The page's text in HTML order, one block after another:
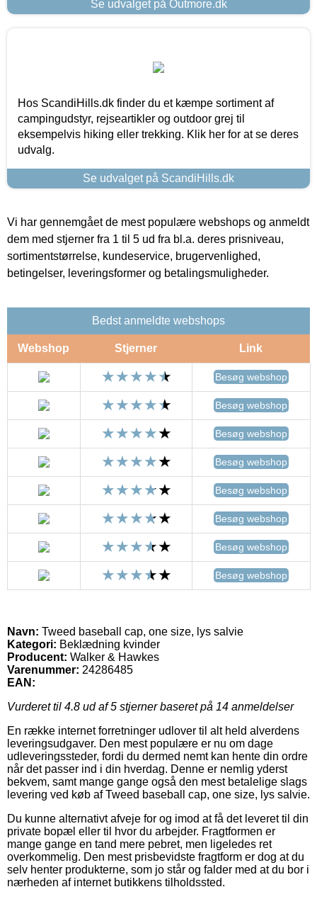
Se udvalget på Outmore.dk
Hos ScandiHills.dk finder du et kæmpe sortiment af
campingudstyr, rejseartikler og outdoor grej til
eksempelvis hiking eller trekking. Klik her for at se deres
udvalg.
Se udvalget på ScandiHills.dk
Vi har gennemgået de mest populære webshops og anmeldt
dem med stjerner fra 1 til 5 ud fra bl.a. deres prisniveau,
sortimentstørrelse, kundeservice, brugervenlighed,
betingelser, leveringsformer og betalingsmuligheder.
Bedst anmeldte webshops
Webshop Stjerner Link
Besøg webshop
Besøg webshop
Besøg webshop
Besøg webshop
Besøg webshop
Besøg webshop
Besøg webshop
Besøg webshop
Navn: Tweed baseball cap, one size, lys salvie
Kategori: Beklædning kvinder
Producent: Walker & Hawkes
Varenummer: 24286485
EAN:
Vurderet til 4.8 ud af 5 stjerner baseret på 14 anmeldelser
En række internet forretninger udlover til alt held alverdens
leveringsudgaver. Den mest populære er nu om dage
udleveringssteder, fordi du dermed nemt kan hente din ordre
når det passer ind i din hverdag. Denne er nemlig yderst
bekvem, samt mange gange også den mest betalelige slags
levering ved køb af Tweed baseball cap, one size, lys salvie.
Du kunne alternativt afveje for og imod at få det leveret til din
private bopæl eller til hvor du arbejder. Fragtformen er
mange gange en tand mere pebret, men ligeledes ret
overkommelig. Den mest prisbevidste fragtform er dog at du
selv henter produkterne, som jo står og falder med at du bor i
nærheden af internet butikkens tilholdssted.